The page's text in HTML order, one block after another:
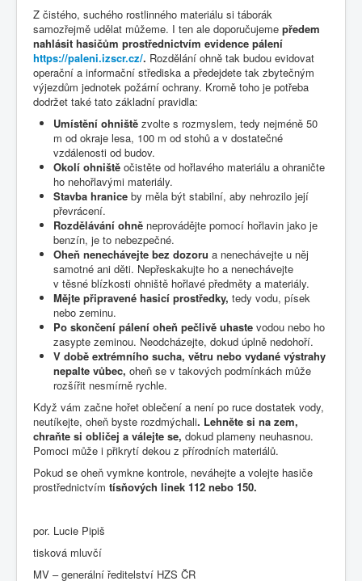
Z čistého, suchého rostlinného materiálu si táborák
samozřejmě udělat můžeme. I ten ale doporučujeme předem
nahlásit hasičům prostřednictvím evidence pálení
https://paleni.izscr.cz/. Rozdělání ohně tak budou evidovat
operační a informační střediska a předejdete tak zbytečným
výjezdům jednotek požární ochrany. Kromě toho je potřeba
dodržet také tato základní pravidla:
Umístění ohniště zvolte s rozmyslem, tedy nejméně 50
m od okraje lesa, 100 m od stohů a v dostatečné
vzdálenosti od budov.
Okolí ohniště očistěte od hořlavého materiálu a ohraničte
ho nehořlavými materiály.
Stavba hranice by měla být stabilní, aby nehrozilo její
převrácení.
Rozdělávání ohně neprovádějte pomocí hořlavin jako je
benzín, je to nebezpečné.
Oheň nenechávejte bez dozoru a nenechávejte u něj
samotné ani děti. Nepřeskakujte ho a nenechávejte
v těsné blízkosti ohniště hořlavé předměty a materiály.
Mějte připravené hasicí prostředky, tedy vodu, písek
nebo zeminu.
Po skončení pálení oheň pečlivě uhaste vodou nebo ho
zasypte zeminou. Neodcházejte, dokud úplně nedohoří.
V době extrémního sucha, větru nebo vydané výstrahy
nepalte vůbec, oheň se v takových podmínkách může
rozšířit nesmírně rychle.
Když vám začne hořet oblečení a není po ruce dostatek vody,
neutíkejte, oheň byste rozdmýchali. Lehněte si na zem,
chraňte si obličej a válejte se, dokud plameny neuhasnou.
Pomoci může i přikrytí dekou z přírodních materiálů.
Pokud se oheň vymkne kontrole, neváhejte a volejte hasiče
prostřednictvím tísňových linek 112 nebo 150.
por. Lucie Pipiš
tisková mluvčí
MV – generální ředitelství HZS ČR